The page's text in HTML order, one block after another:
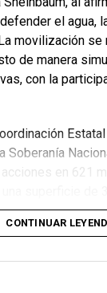
el agua,
movilización se
de manera
con la
Soberanía
acciones en 621
más de 6.6
herbáceas,
del país, que
CONTINUAR